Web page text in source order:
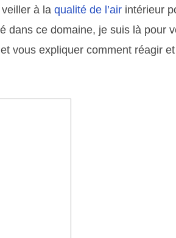
veiller à laqualité de l’air intérieur
dans ce domaine, je suis là pour
vous expliquer comment réagir et